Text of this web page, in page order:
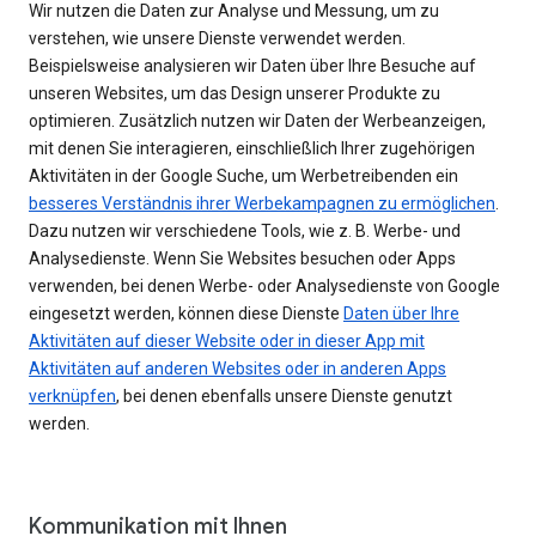
Wir nutzen die Daten zur Analyse und Messung, um zu
verstehen, wie unsere Dienste verwendet werden.
Beispielsweise analysieren wir Daten über Ihre Besuche auf
unseren Websites, um das Design unserer Produkte zu
optimieren. Zusätzlich nutzen wir Daten der Werbeanzeigen,
mit denen Sie interagieren, einschließlich Ihrer zugehörigen
Aktivitäten in der Google Suche, um Werbetreibenden ein
besseres Verständnis ihrer Werbekampagnen zu ermöglichen.
Dazu nutzen wir verschiedene Tools, wie z. B. Werbe- und
Analysedienste. Wenn Sie Websites besuchen oder Apps
verwenden, bei denen Werbe- oder Analysedienste von Google
eingesetzt werden, können diese Dienste Daten über Ihre
Aktivitäten auf dieser Website oder in dieser App mit
Aktivitäten auf anderen Websites oder in anderen Apps
verknüpfen, bei denen ebenfalls unsere Dienste genutzt
werden.
Kommunikation mit Ihnen